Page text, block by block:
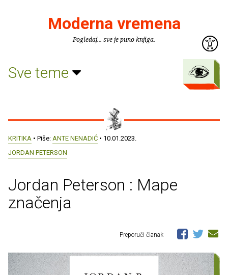
Moderna vremena
Pogledaj... sve je puno knjiga.
Sve teme
KRITIKA • Piše: ANTE NENADIĆ • 10.01.2023.
JORDAN PETERSON
Jordan Peterson : Mape
značenja
Preporuči članak